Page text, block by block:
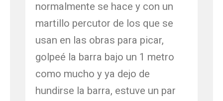
normalmente se hace y con un
martillo percutor de los que se
usan en las obras para picar,
golpeé la barra bajo un 1 metro
como mucho y ya dejo de
hundirse la barra, estuve un par